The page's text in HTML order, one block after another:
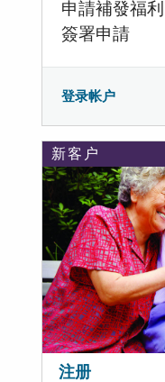
申請補發福利
簽署申請
登录帐户
新客户
注册